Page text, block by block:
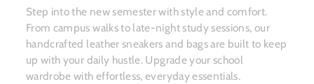
Step into the new semester with style and comfort.
From campus walks to late-night study sessions, our
handcrafted leather sneakers and bags are built to keep
up with your daily hustle. Upgrade your school
wardrobe with effortless, everyday essentials.